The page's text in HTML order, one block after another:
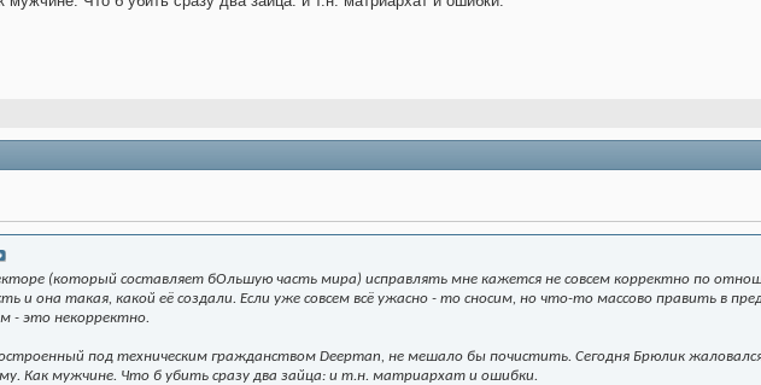
(который составляет бОльшую часть мира) исправлять мне кажется не совсем корректно по
и она такая, какой её создали. Если уже совсем всё ужасно - то сносим, но что-то массово править в
- это некорректно.
под техническим гражданством Deepman, не мешало бы почистить. Сегодня Брюлик
Как мужчине. Что б убить сразу два зайца: и т.н. матриархат и ошибки.